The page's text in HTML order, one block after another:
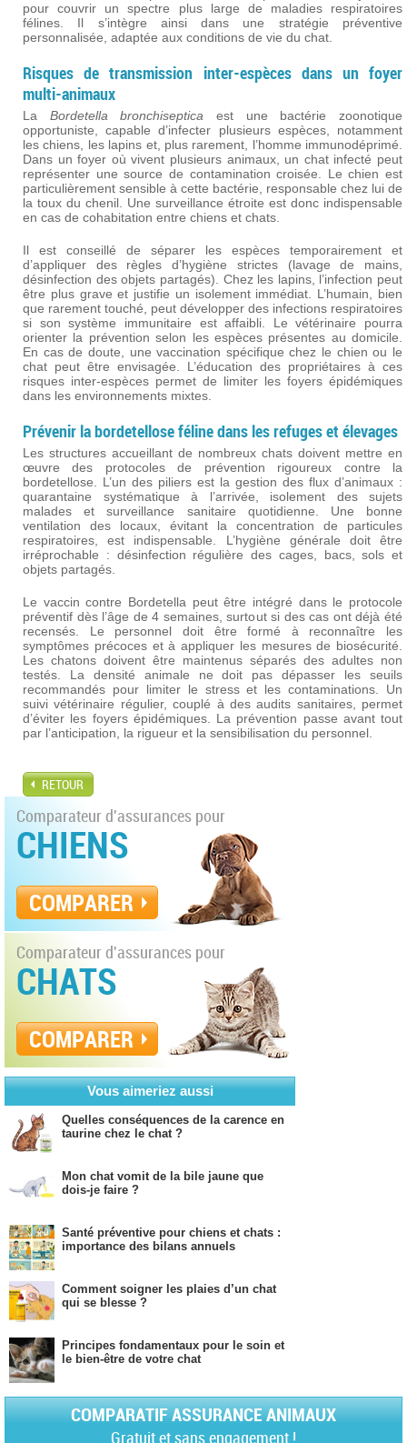
pour couvrir un spectre plus large de maladies respiratoires
félines. Il s’intègre ainsi dans une stratégie préventive
personnalisée, adaptée aux conditions de vie du chat.
Risques de transmission inter-espèces dans un foyer
multi-animaux
La Bordetella bronchiseptica est une bactérie zoonotique
opportuniste, capable d’infecter plusieurs espèces, notamment
les chiens, les lapins et, plus rarement, l’homme immunodéprimé.
Dans un foyer où vivent plusieurs animaux, un chat infecté peut
représenter une source de contamination croisée. Le chien est
particulièrement sensible à cette bactérie, responsable chez lui de
la toux du chenil. Une surveillance étroite est donc indispensable
en cas de cohabitation entre chiens et chats.
Il est conseillé de séparer les espèces temporairement et
d’appliquer des règles d’hygiène strictes (lavage de mains,
désinfection des objets partagés). Chez les lapins, l’infection peut
être plus grave et justifie un isolement immédiat. L’humain, bien
que rarement touché, peut développer des infections respiratoires
si son système immunitaire est affaibli. Le vétérinaire pourra
orienter la prévention selon les espèces présentes au domicile.
En cas de doute, une vaccination spécifique chez le chien ou le
chat peut être envisagée. L’éducation des propriétaires à ces
risques inter-espèces permet de limiter les foyers épidémiques
dans les environnements mixtes.
Prévenir la bordetellose féline dans les refuges et élevages
Les structures accueillant de nombreux chats doivent mettre en
œuvre des protocoles de prévention rigoureux contre la
bordetellose. L’un des piliers est la gestion des flux d’animaux :
quarantaine systématique à l’arrivée, isolement des sujets
malades et surveillance sanitaire quotidienne. Une bonne
ventilation des locaux, évitant la concentration de particules
respiratoires, est indispensable. L’hygiène générale doit être
irréprochable : désinfection régulière des cages, bacs, sols et
objets partagés.
Le vaccin contre Bordetella peut être intégré dans le protocole
préventif dès l’âge de 4 semaines, surtout si des cas ont déjà été
recensés. Le personnel doit être formé à reconnaître les
symptômes précoces et à appliquer les mesures de biosécurité.
Les chatons doivent être maintenus séparés des adultes non
testés. La densité animale ne doit pas dépasser les seuils
recommandés pour limiter le stress et les contaminations. Un
suivi vétérinaire régulier, couplé à des audits sanitaires, permet
d’éviter les foyers épidémiques. La prévention passe avant tout
par l’anticipation, la rigueur et la sensibilisation du personnel.
RETOUR
Comparateur d'assurances pour
CHIENS
COMPARER
Comparateur d'assurances pour
CHATS
COMPARER
Vous aimeriez aussi
Quelles conséquences de la carence en
taurine chez le chat ?
Mon chat vomit de la bile jaune que
dois-je faire ?
Santé préventive pour chiens et chats :
importance des bilans annuels
Comment soigner les plaies d’un chat
qui se blesse ?
Principes fondamentaux pour le soin et
le bien-être de votre chat
COMPARATIF ASSURANCE ANIMAUX
Gratuit et sans engagement !